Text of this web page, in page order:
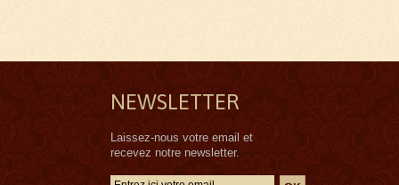
NEWSLETTER
Laissez-nous votre email et
recevez notre newsletter.